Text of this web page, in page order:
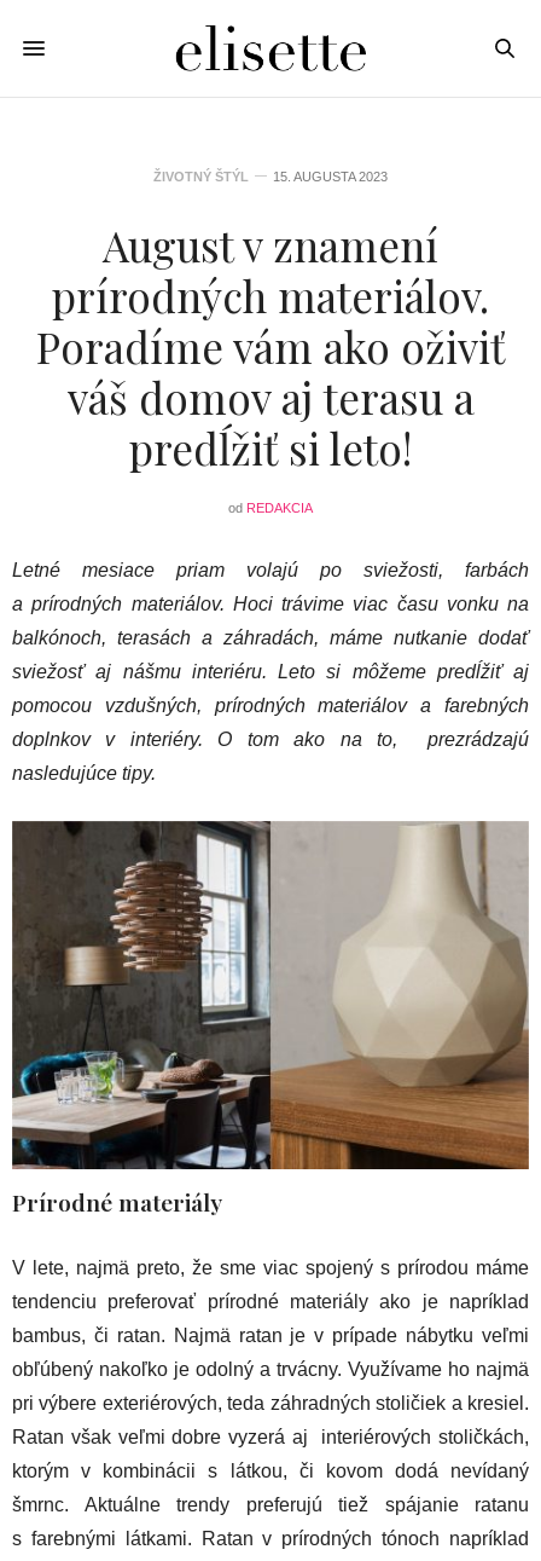
ŽIVOTNÝ ŠTÝL 15. AUGUSTA 2023
August v znamení
prírodných materiálov.
Poradíme vám ako oživiť
váš domov aj terasu a
predĺžiť si leto!
od REDAKCIA
Letné mesiace priam volajú po sviežosti, farbách
a prírodných materiálov. Hoci trávime viac času vonku na
balkónoch, terasách a záhradách, máme nutkanie dodať
sviežosť aj nášmu interiéru. Leto si môžeme predĺžiť aj
pomocou vzdušných, prírodných materiálov a farebných
doplnkov v interiéry. O tom ako na to, prezrádzajú
nasledujúce tipy.
Prírodné materiály
V lete, najmä preto, že sme viac spojený s prírodou máme
tendenciu preferovať prírodné materiály ako je napríklad
bambus, či ratan. Najmä ratan je v prípade nábytku veľmi
obľúbený nakoľko je odolný a trvácny. Využívame ho najmä
pri výbere exteriérových, teda záhradných stoličiek a kresiel.
Ratan však veľmi dobre vyzerá aj interiérových stoličkách,
ktorým v kombinácii s látkou, či kovom dodá nevídaný
šmrnc. Aktuálne trendy preferujú tiež spájanie ratanu
s farebnými látkami. Ratan v prírodných tónoch napríklad